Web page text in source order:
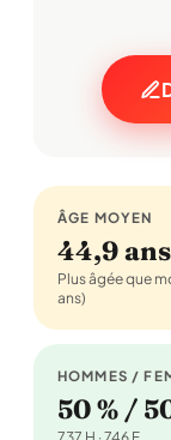
ÂGE MOYEN
44,9 ans
Plus âgée que
ans)
HOMMES /
50 % /